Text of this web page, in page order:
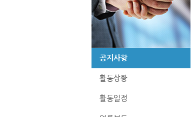
공지사항
활동상황
활동일정